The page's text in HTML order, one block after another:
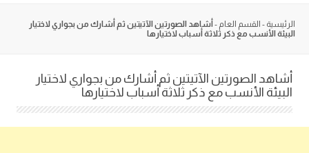
الرئيسية - القسم العام - أشاهد الصورتين الآتيتين ثم أشارك من بجواري لاختيار
البيئة الأنسب مع ذكر ثلاثة أسباب لاختيارها
أشاهد الصورتين الآتيتين ثم أشارك من بجواري لاختيار
البيئة الأنسب مع ذكر ثلاثة أسباب لاختيارها